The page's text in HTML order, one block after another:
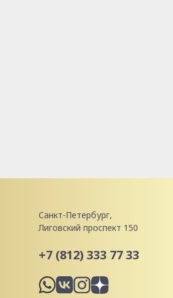
Санкт-Петербург,
Лиговский проспект 150
+7 (812) 333 77 33